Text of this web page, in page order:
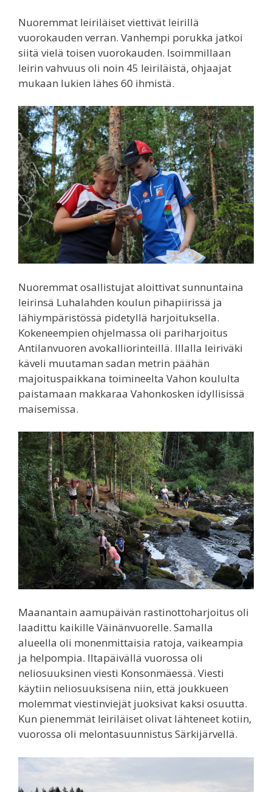
Nuoremmat leiriläiset viettivät leirillä
vuorokauden verran. Vanhempi porukka jatkoi
siitä vielä toisen vuorokauden. Isoimmillaan
leirin vahvuus oli noin 45 leiriläistä, ohjaajat
mukaan lukien lähes 60 ihmistä.
Nuoremmat osallistujat aloittivat sunnuntaina
leirinsä Luhalahden koulun pihapiirissä ja
lähiympäristössä pidetyllä harjoituksella.
Kokeneempien ohjelmassa oli pariharjoitus
Antilanvuoren avokalliorinteillä. Illalla leiriväki
käveli muutaman sadan metrin päähän
majoituspaikkana toimineelta Vahon koululta
paistamaan makkaraa Vahonkosken idyllisissä
maisemissa.
Maanantain aamupäivän rastinottoharjoitus oli
laadittu kaikille Väinänvuorelle. Samalla
alueella oli monenmittaisia ratoja, vaikeampia
ja helpompia. Iltapäivällä vuorossa oli
neliosuuksinen viesti Konsonmäessä. Viesti
käytiin neliosuuksisena niin, että joukkueen
molemmat viestinviejät juoksivat kaksi osuutta.
Kun pienemmät leiriläiset olivat lähteneet kotiin,
vuorossa oli melontasuunnistus Särkijärvellä.